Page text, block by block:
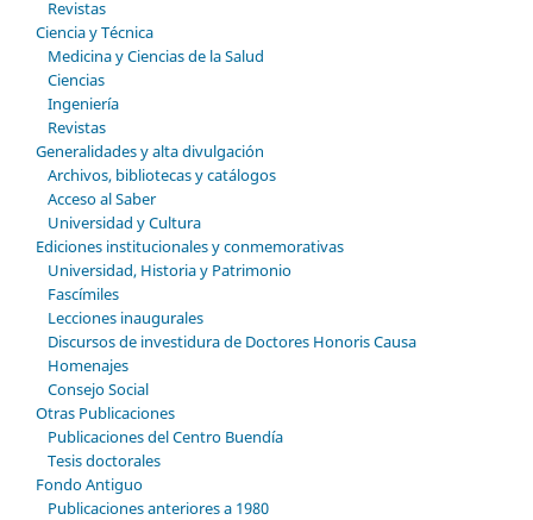
Revistas
Ciencia y Técnica
Medicina y Ciencias de la Salud
Ciencias
Ingeniería
Revistas
Generalidades y alta divulgación
Archivos, bibliotecas y catálogos
Acceso al Saber
Universidad y Cultura
Ediciones institucionales y conmemorativas
Universidad, Historia y Patrimonio
Fascímiles
Lecciones inaugurales
Discursos de investidura de Doctores Honoris Causa
Homenajes
Consejo Social
Otras Publicaciones
Publicaciones del Centro Buendía
Tesis doctorales
Fondo Antiguo
Publicaciones anteriores a 1980